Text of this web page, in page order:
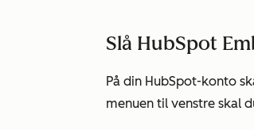
Slå HubSpot
På din HubSpot-konto
menuen til venstre skal